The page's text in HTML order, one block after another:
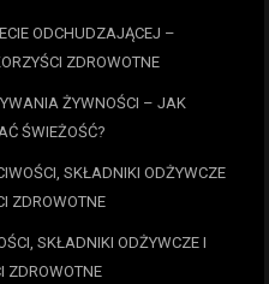
ODCHUDZAJĄCEJ –
ZDROWOTNE
ŻYWNOŚCI – JAK
ŚWIEŻOŚĆ?
SKŁADNIKI ODŻYWCZE
ZDROWOTNE
SKŁADNIKI ODŻYWCZE I
ZDROWOTNE